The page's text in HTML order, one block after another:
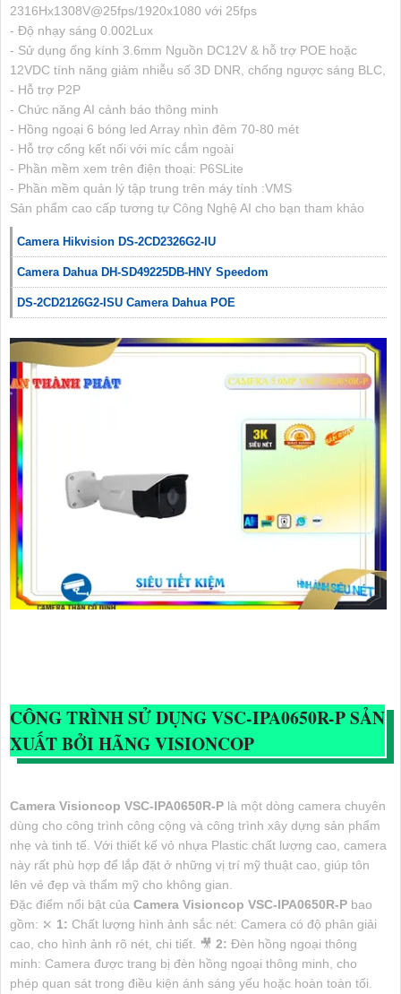
2316Hx1308V@25fps/1920x1080 với 25fps
- Độ nhạy sáng 0.002Lux
- Sử dụng ống kính 3.6mm Nguồn DC12V & hỗ trợ POE hoặc
12VDC tính năng giảm nhiễu số 3D DNR, chống ngược sáng BLC,
- Hỗ trợ P2P
- Chức năng AI cảnh báo thông minh
- Hồng ngoại 6 bóng led Array nhìn đêm 70-80 mét
- Hỗ trợ cổng kết nối với míc cắm ngoài
- Phần mềm xem trên điện thoại: P6SLite
- Phần mềm quản lý tập trung trên máy tính :VMS
Sản phẩm cao cấp tương tự Công Nghệ AI cho bạn tham khảo
Camera Hikvision DS-2CD2326G2-IU
Camera Dahua DH-SD49225DB-HNY Speedom
DS-2CD2126G2-ISU Camera Dahua POE
CÔNG TRÌNH SỬ DỤNGVSC-IPA0650R-PSẢN
XUẤT BỞI HÃNG VISIONCOP
Camera Visioncop VSC-IPA0650R-P là một dòng camera chuyên
dùng cho công trình công cộng và công trình xây dựng sản phẩm
nhẹ và tinh tế. Với thiết kế vỏ nhựa Plastic chất lượng cao, camera
này rất phù hợp để lắp đặt ở những vị trí mỹ thuật cao, giúp tôn
lên vẻ đẹp và thẩm mỹ cho không gian.
Đặc điểm nổi bật của Camera Visioncop VSC-IPA0650R-P bao
gồm: ⤪ 1: Chất lượng hình ảnh sắc nét: Camera có độ phân giải
cao, cho hình ảnh rõ nét, chi tiết. 🎥 2: Đèn hồng ngoại thông
minh: Camera được trang bị đèn hồng ngoại thông minh, cho
phép quan sát trong điều kiện ánh sáng yếu hoặc hoàn toàn tối.